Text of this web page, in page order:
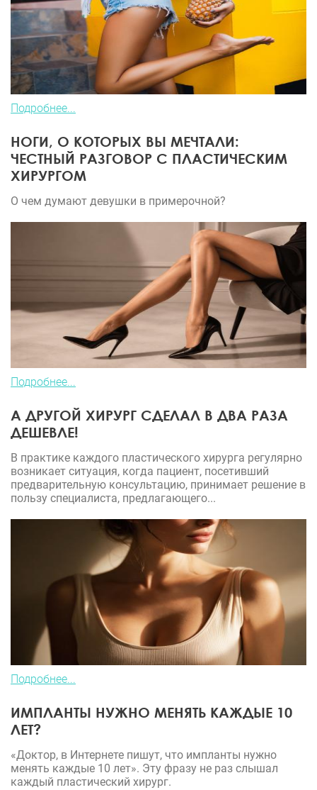
приветливый, питание хорошее, палаты достойные,
парковка удобная, было приятно там находиться.
Если вдруг у меня появится желание что-то снова
в себе изменить, то не задумываясь, обращусь
однозначно именно сюда, к Нодари Багратовичу!
Подробнее...
НОГИ, О КОТОРЫХ ВЫ МЕЧТАЛИ:
ЧЕСТНЫЙ РАЗГОВОР С ПЛАСТИЧЕСКИМ
ХИРУРГОМ
О чем думают девушки в примерочной?
Подробнее...
А ДРУГОЙ ХИРУРГ СДЕЛАЛ В ДВА РАЗА
ДЕШЕВЛЕ!
В практике каждого пластического хирурга регулярно
возникает ситуация, когда пациент, посетивший
предварительную консультацию, принимает решение в
пользу специалиста, предлагающего...
Подробнее...
ИМПЛАНТЫ НУЖНО МЕНЯТЬ КАЖДЫЕ 10
ЛЕТ?
«Доктор, в Интернете пишут, что импланты нужно
менять каждые 10 лет». Эту фразу не раз слышал
каждый пластический хирург.